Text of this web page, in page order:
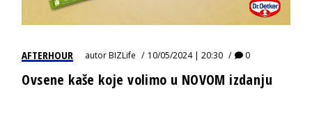
AFTERHOUR autorBIZLife 10/05/2024 | 20:30 0
Ovsene kaše koje volimo u NOVOM izdanju